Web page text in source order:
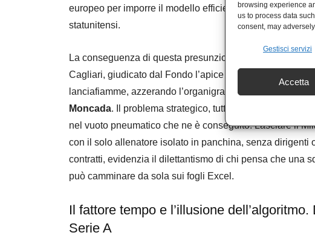
browsing experience
us to process data
consent, may
Gestisci servizi
Accetta
europeo per imporre il modello efficiente, centralizzato
statunitensi.
La conseguenza di questa presunzione metodologica è
Cagliari, giudicato dal Fondo l’apice di un
lanciafiamme, azzerando l’organigramma e licenziando in
Moncada. Il problema strategico, tuttavia, non risiede
nel vuoto pneumatico che ne è conseguito. Lasciare il
con il solo allenatore isolato in panchina, senza dirigenti
contratti, evidenzia il dilettantismo di chi pensa che una
può camminare da sola sui fogli Excel.
Il fattore tempo e l’illusione
Serie A